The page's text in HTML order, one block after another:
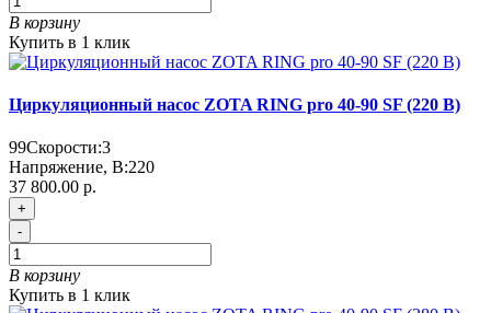
В корзину
Купить в 1 клик
Циркуляционный насос ZOTA RING pro 40-90 SF (220 В)
99Скорости:3
Напряжение, В:220
37 800.00 р.
+
-
В корзину
Купить в 1 клик